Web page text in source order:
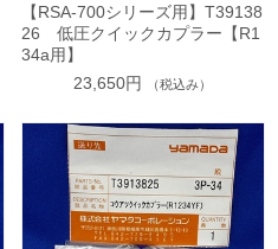
【RSA-700シリーズ用】T39138
26 低圧クイックカプラー【R1
34a用】
23,650円
（税込み）